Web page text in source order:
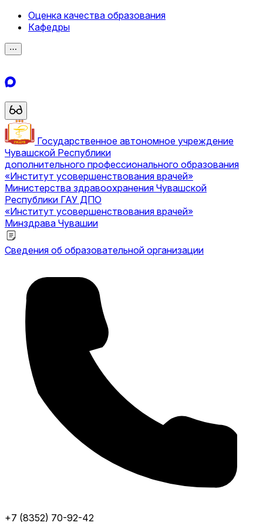
Оценка качества образования
Кафедры
⋯
Государственное автономное учреждение
Чувашской Республики
дополнительного профессионального образования
«Институт усовершенствования врачей»
Министерства здравоохранения Чувашской
Республики ГАУ ДПО
«Институт усовершенствования врачей»
Минздрава Чувашии
Сведения об образовательной организации
+7 (8352) 70-92-42